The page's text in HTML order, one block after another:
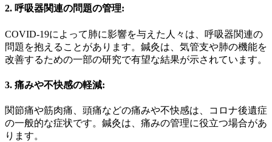
2. 呼吸器関連の問題の管理:
COVID-19によって肺に影響を与えた人々は、呼吸器関連の
問題を抱えることがあります。鍼灸は、気管支や肺の機能を
改善するための一部の研究で有望な結果が示されています。
3. 痛みや不快感の軽減:
関節痛や筋肉痛、頭痛などの痛みや不快感は、コロナ後遺症
の一般的な症状です。鍼灸は、痛みの管理に役立つ場合があ
ります。